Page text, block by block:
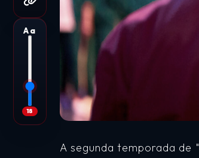
A segunda temporada de
Aa
18